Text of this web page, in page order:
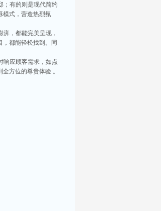
的聚会地点。无论是和
逛得意犹未尽！
种流行的消遣方式，成
会放松的首选场所。昆
忘怀的夜晚吧！
；有的则是现代简约
模式，营造热烈氛
，都能完美呈现，
，都能轻松找到。同
响应顾客需求，如点
方位的尊贵体验 。